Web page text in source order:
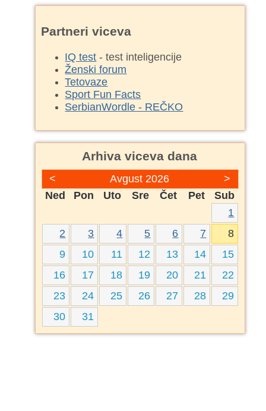
Partneri viceva
IQ test - test inteligencije
Ženski forum
Tetovaze
Sport Fun Facts
SerbianWordle - REČKO
Arhiva viceva dana
< >
Avgust 2026
Ned
Pon Uto Sre Čet Pet
Sub
1
2
3 4 5 6 7
8
9
10 11 12 13 14
15
16
17 18 19 20 21
22
23
24 25 26 27 28
29
30
31